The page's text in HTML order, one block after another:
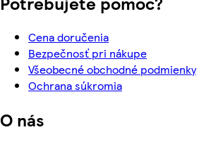
Cena doručenia
Bezpečnosť pri nákupe
Všeobecné obchodné podmienky
Ochrana súkromia
O nás